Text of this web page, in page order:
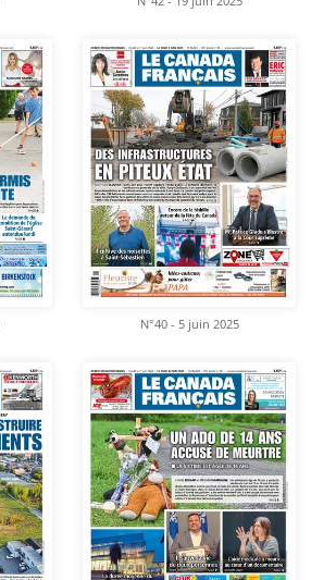
N°40 - 5 juin 2025